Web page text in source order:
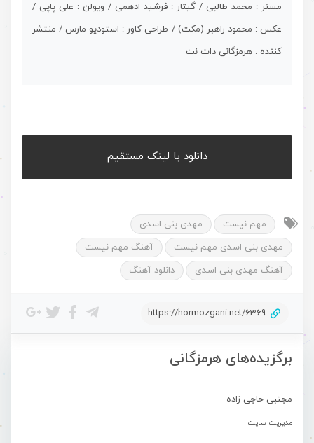
برگزیده‌های هرمزگانی
مجتبی حاجی زاده
مدیریت سایت
مستر : محمد طالبی / گیتار : فرشید ادهمی / ویولن : علی پاپی /
عکس : محمود راهبر (مکث) / طراحی کاور : استودیو مارس / منتشر
کننده : هرمزگانی دات نت
دانلود با لینک مستقیم
مهم نیست
مهدی بنی اسدی
مهدی بنی اسدی مهم نیست
آهنگ مهم نیست
آهنگ مهدی بنی اسدی
دانلود آهنگ
https://hormozgani.net/6369